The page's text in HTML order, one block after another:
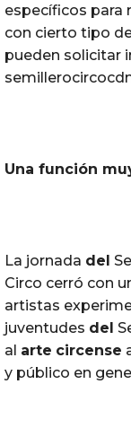
específicos para
con cierto tipo
pueden solicitar
Una función
La jornada del
Circo cerró con
artistas
juventudes del
al arte circense
y público en